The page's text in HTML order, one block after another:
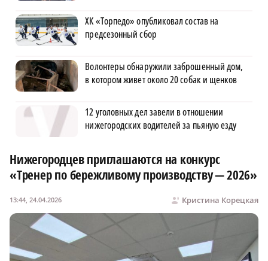
ХК «Торпедо» опубликовал состав на
предсезонный сбор
Волонтеры обнаружили заброшенный дом,
в котором живет около 20 собак и щенков
12 уголовных дел завели в отношении
нижегородских водителей за пьяную езду
Нижегородцев приглашаются на конкурс
«Тренер по бережливому производству — 2026»
Кристина Корецкая
13:44, 24.04.2026